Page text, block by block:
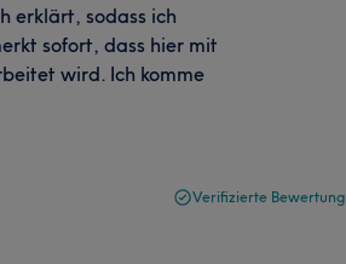
erklärt, sodass ich
sofort, dass hier mit
wird. Ich komme
Verifizierte Bewertung